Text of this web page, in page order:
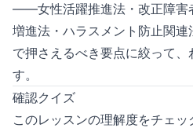
——女性活躍推進法・改正障害
増進法・ハラスメント防止関
で押さえるべき要点に絞って、
す。
確認クイズ
このレッスンの理解度をチェッ